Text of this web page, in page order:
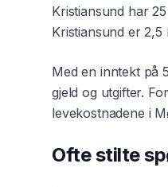
Kristiansund har
Kristiansund er2,5
Med en inntekt på
gjeld og utgifter. For
levekostnadene i
Ofte stilte